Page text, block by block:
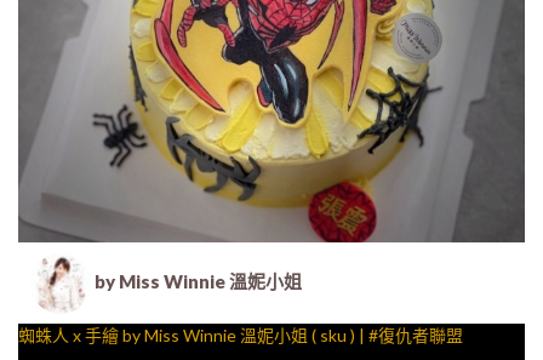
by Miss Winnie 溫妮小姐
蜘蛛人 x 手繪 by Miss Winnie 溫妮小姐 ( sku ) | #復仇者聯盟